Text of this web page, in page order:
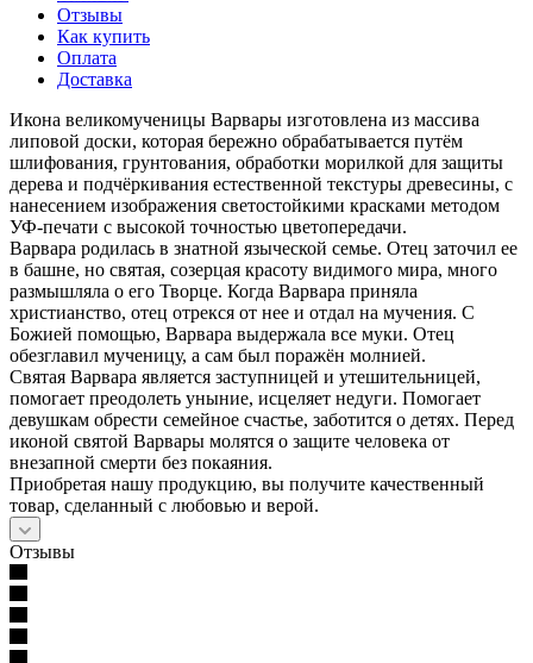
Отзывы
Как купить
Оплата
Доставка
Икона великомученицы Варвары изготовлена из массива
липовой доски, которая бережно обрабатывается путём
шлифования, грунтования, обработки морилкой для защиты
дерева и подчёркивания естественной текстуры древесины, с
нанесением изображения светостойкими красками методом
УФ-печати с высокой точностью цветопередачи.
Варвара родилась в знатной языческой семье. Отец заточил ее
в башне, но святая, созерцая красоту видимого мира, много
размышляла о его Творце. Когда Варвара приняла
христианство, отец отрекся от нее и отдал на мучения. С
Божией помощью, Варвара выдержала все муки. Отец
обезглавил мученицу, а сам был поражён молнией.
Святая Варвара является заступницей и утешительницей,
помогает преодолеть уныние, исцеляет недуги. Помогает
девушкам обрести семейное счастье, заботится о детях. Перед
иконой святой Варвары молятся о защите человека от
внезапной смерти без покаяния.
Приобретая нашу продукцию, вы получите качественный
товар, сделанный с любовью и верой.
Отзывы